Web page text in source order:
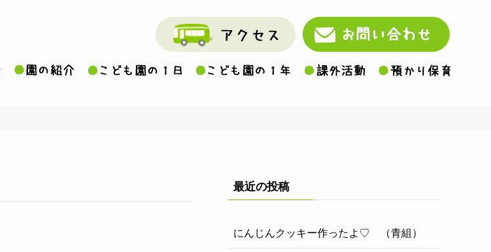
最近の投稿
にんじんクッキー作ったよ♡ （青組）